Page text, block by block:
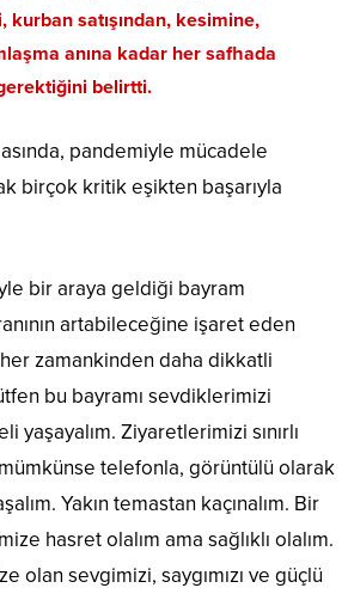
satışından, kesimine,
anına kadar her safhada
belirtti.
pandemiyle mücadele
birçok kritik eşikten başarıyla
bir araya geldiği bayram
artabileceğine işaret eden
zamankinden daha dikkatli
bu bayramı sevdiklerimizi
yaşayalım. Ziyaretlerimizi sınırlı
telefonla, görüntülü olarak
Yakın temastan kaçınalım. Bir
hasret olalım ama sağlıklı olalım.
olan sevgimizi, saygımızı ve güçlü